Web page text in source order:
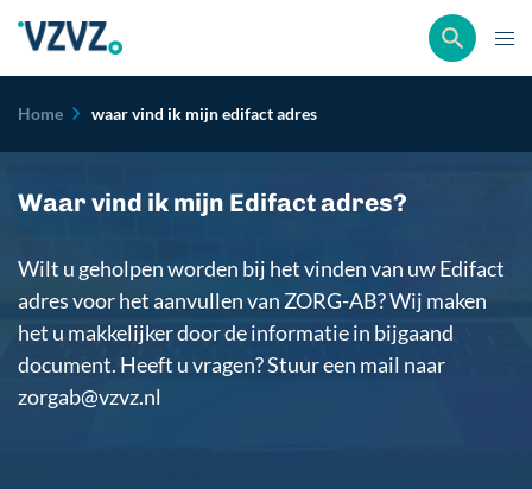
Kruimelpad
Home waar vind ik mijn edifact adres
Waar vind ik mijn Edifact adres?
Wilt u geholpen worden bij het vinden van uw Edifact
adres voor het aanvullen van ZORG-AB? Wij maken
het u makkelijker door de informatie in bijgaand
document. Heeft u vragen? Stuur een mail naar
zorgab@vzvz.nl